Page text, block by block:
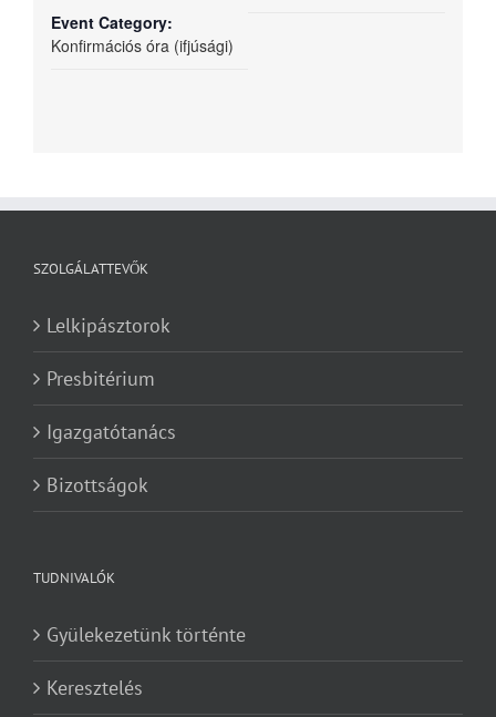
Event Category:
Konfirmációs óra (ifjúsági)
SZOLGÁLATTEVŐK
Lelkipásztorok
Presbitérium
Igazgatótanács
Bizottságok
TUDNIVALÓK
Gyülekezetünk történte
Keresztelés